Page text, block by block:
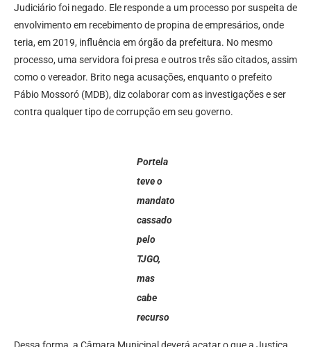
Judiciário foi negado. Ele responde a um processo por suspeita de
envolvimento em recebimento de propina de empresários, onde
teria, em 2019, influência em órgão da prefeitura. No mesmo
processo, uma servidora foi presa e outros três são citados, assim
como o vereador. Brito nega acusações, enquanto o prefeito
Pábio Mossoró (MDB), diz colaborar com as investigações e ser
contra qualquer tipo de corrupção em seu governo.
Portela
teve o
mandato
cassado
pelo
TJGO,
mas
cabe
recurso